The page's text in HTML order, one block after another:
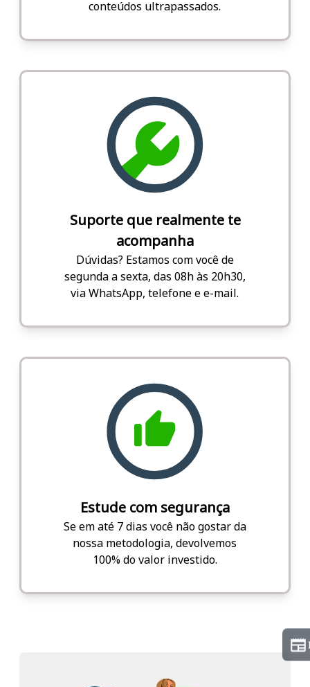
conteúdos ultrapassados.
Suporte que realmente te
acompanha
Dúvidas? Estamos com você de
segunda a sexta, das 08h às 20h30,
via WhatsApp, telefone e e-mail.
Estude com segurança
Se em até 7 dias você não gostar da
nossa metodologia, devolvemos
100% do valor investido.